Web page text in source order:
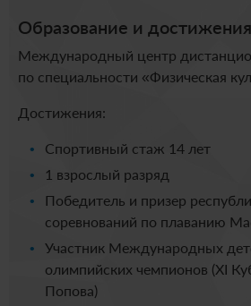
Образование и достижения
Международный центр
по специальности «Физическая
Достижения:
Спортивный стаж 14 лет
1 взрослый разряд
Победитель и призер
соревнований по плаванию
Участник Международных
олимпийских чемпионов (XI
Попова)